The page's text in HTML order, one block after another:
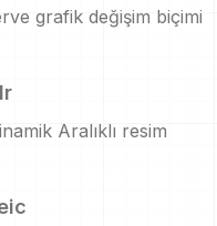
grafik değişim biçimi
Aralıklı resim